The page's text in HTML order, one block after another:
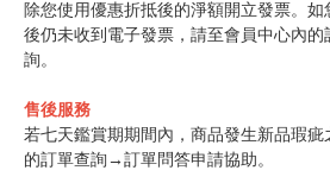
除您使用優惠折抵後的淨額開立發票。
後仍未收到電子發票，請至會員中心內
詢。
售後服務
若七天鑑賞期期間內，商品發生新品瑕
的訂單查詢→訂單問答申請協助。